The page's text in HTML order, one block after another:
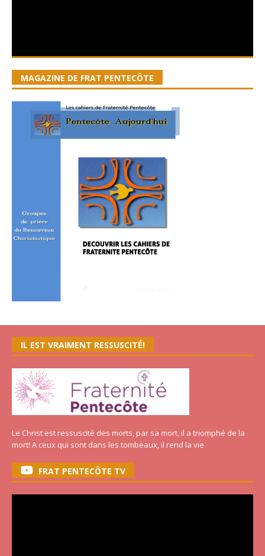
MAGAZINE DE FRAT PENTECÔTE
IL EST VRAIMENT RESSUSCITÉ!
Le Christ est ressuscité des morts, par sa mort, il a triomphé de la
mort! A ceux qui sont dans les tombeaux, il rend la vie
FRAT PENTECÔTE TV